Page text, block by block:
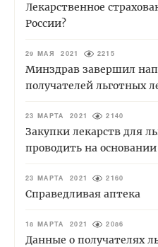
Лекарственное
России?
29 МАЯ 2021 2215
Минздрав завершил
получателей льготных
23 МАРТА 2021 2140
Закупки лекарств для
проводить на
23 МАРТА 2021 2160
Справедливая аптека
18 МАРТА 2021 2086
Данные о получателях